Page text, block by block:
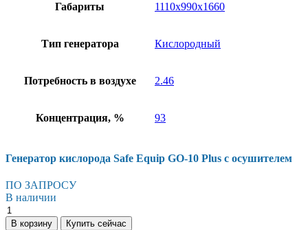
Габариты 1110х990х1660
Тип генератора Кислородный
Потребность в воздухе 2.46
Концентрация, % 93
Генератор кислорода Safe Equip GO-10 Plus с осушителем
ПО ЗАПРОСУ
В наличии
В корзину Купить сейчас